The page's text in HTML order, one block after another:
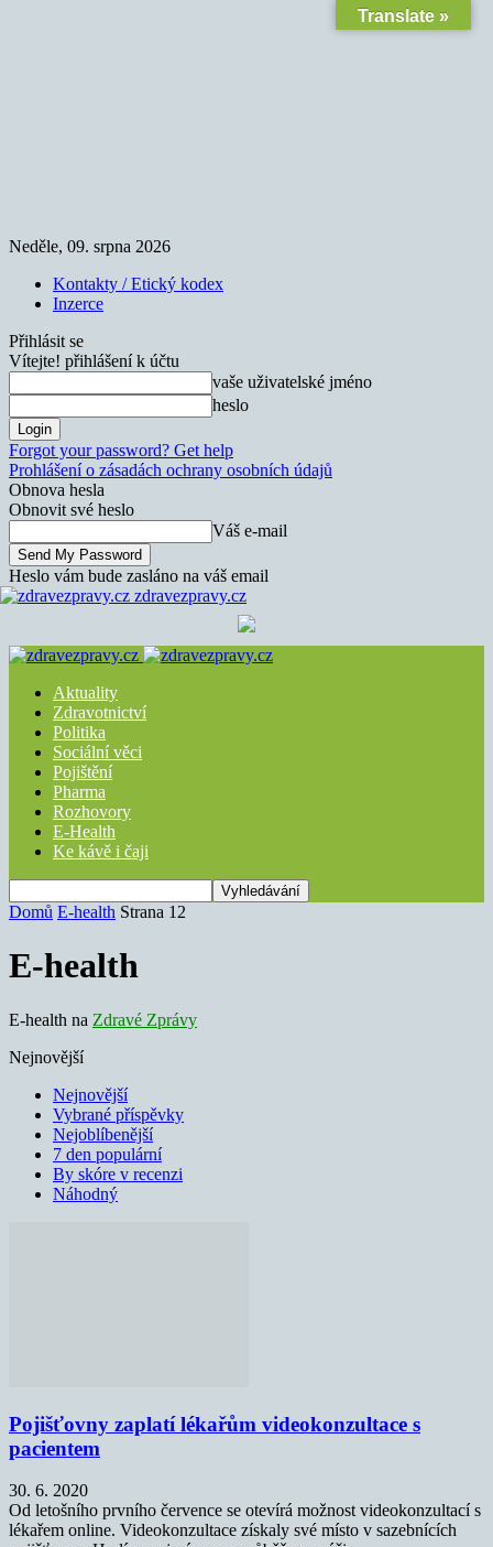
Neděle, 09. srpna 2026
Kontakty / Etický kodex
Inzerce
Přihlásit se
Vítejte! přihlášení k účtu
vaše uživatelské jméno
heslo
Forgot your password? Get help
Prohlášení o zásadách ochrany osobních údajů
Obnova hesla
Obnovit své heslo
Váš e-mail
Heslo vám bude zasláno na váš email
zdravezpravy.cz
Aktuality
Zdravotnictví
Politika
Sociální věci
Pojištění
Pharma
Rozhovory
E-Health
Ke kávě i čaji
Domů E-health Strana 12
E-health
E-health na Zdravé Zprávy
Nejnovější
Nejnovější
Vybrané příspěvky
Nejoblíbenější
7 den populární
By skóre v recenzi
Náhodný
Pojišťovny zaplatí lékařům videokonzultace s
pacientem
30. 6. 2020
Od letošního prvního července se otevírá možnost videokonzultací s
lékařem online. Videokonzultace získaly své místo v sazebnících
Translate »